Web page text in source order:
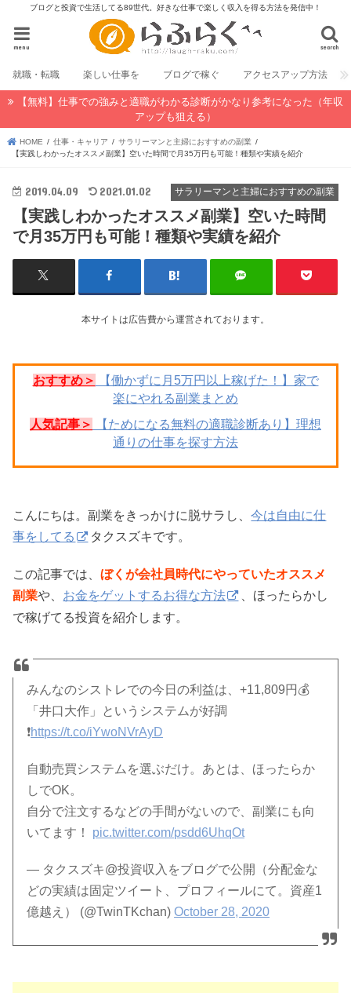
ブログと投資で生活してる89世代。好きな仕事で楽しく収入を得る方法を発信中！
search
menu
就職・転職 楽しい仕事を ブログで稼ぐ アクセスアップ方法
【無料】仕事での強みと適職がわかる診断がかなり参考になった（年収
アップも狙える）
HOME 仕事・キャリア
サラリーマンと主婦におすすめの副業
【実践しわかったオススメ副業】空いた時間で月35万円も可能！種類や実績を紹介
サラリーマンと主婦におすすめの副業
2019.04.09 2021.01.02
【実践しわかったオススメ副業】空いた時間
で月35万円も可能！種類や実績を紹介
本サイトは広告費から運営されております。
おすすめ＞
【働かずに月5万円以上稼げた！】家で
楽にやれる副業まとめ
人気記事＞
【ためになる無料の適職診断あり】理想
通りの仕事を探す方法
こんにちは。副業をきっかけに脱サラし、今は自由に仕
事をしてる
タクスズキです。
この記事では、ぼくが会社員時代にやっていたオススメ
副業や、 お金をゲットするお得な方法
、ほったらかし
で稼げてる投資を紹介します。
みんなのシストレでの今日の利益は、+11,809円💰
「井口大作」というシステムが好調
❗️https://t.co/iYwoNVrAyD
自動売買システムを選ぶだけ。あとは、ほったらか
しでOK。
自分で注文するなどの手間がないので、副業にも向
いてます！ pic.twitter.com/psdd6UhqOt
— タクスズキ@投資収入をブログで公開（分配金な
どの実績は固定ツイート、プロフィールにて。資産1
億越え） (@TwinTKchan)October 28, 2020